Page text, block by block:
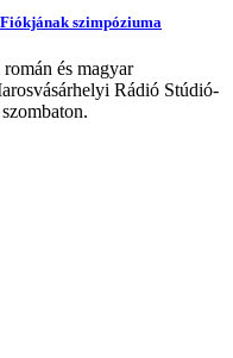
szimpóziuma
és magyar
Rádió Stúdió-